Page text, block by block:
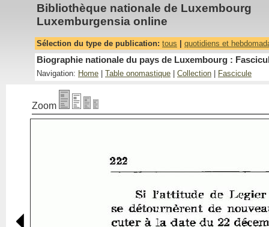
Bibliothèque nationale de Luxembourg
Luxemburgensia online
Sélection du type de publication: tous quotidiens et
Biographie nationale du pays de Luxembourg :
Navigation: Home Table onomastique Collection Fascicule
Zoom